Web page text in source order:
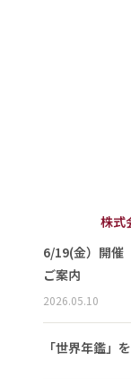
株式
6/19(金）開催
ご案内
2026.05.10
「世界年鑑」